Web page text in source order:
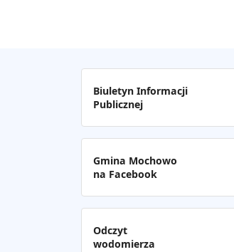
Biuletyn Informacji
Publicznej
Gmina Mochowo
na Facebook
Odczyt
wodomierza